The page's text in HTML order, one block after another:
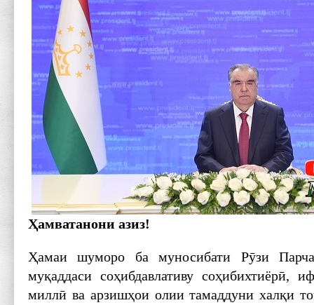
Ҳамватанони азиз!
Ҳамаи шуморо ба муносибати Рӯзи
муқаддаси соҳибдавлативу соҳибихтиёрӣ,
миллӣ ва арзишҳои олии тамаддуни халқи